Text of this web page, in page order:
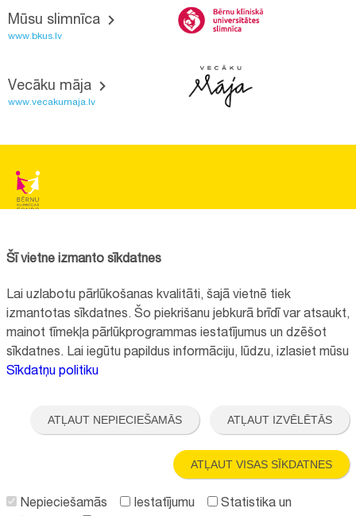
Mūsu slimnīca
www.bkus.lv
Vecāku māja
www.vecakumaja.lv
Reģistrācijas nr.:40008057120
+371 67064475
Visi kontakti
"Aktīvo iedzīvotāju fonds" finansētā projekta "
Bērnu slimnīcas fonda
ilgtspējīgas attīstības veicināšana
" ietvaros.
Šī vietne izmanto sīkdatnes
Lai uzlabotu pārlūkošanas kvalitāti, šajā vietnē tiek
izmantotas sīkdatnes. Šo piekrišanu jebkurā brīdī var atsaukt,
mainot tīmekļa pārlūkprogrammas iestatījumus un dzēšot
sīkdatnes. Lai iegūtu papildus informāciju, lūdzu, izlasiet mūsu
Sīkdatņu politiku
ATĻAUT NEPIECIEŠAMĀS ATĻAUT IZVĒLĒTĀS
ATĻAUT VISAS SĪKDATNES
Nepieciešamās Iestatījumu Statistika un